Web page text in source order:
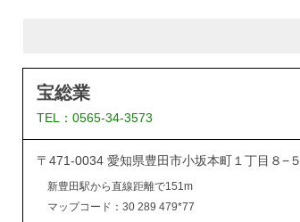
宝総業
TEL：0565-34-3573
〒471-0034 愛知県豊田市小坂本町１丁目８−５
新豊田駅から直線距離で151m
マップコード：30 289 479*77